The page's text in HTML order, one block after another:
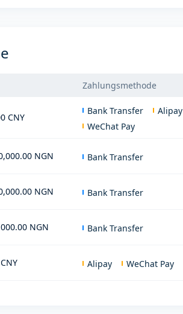
Zahlungsmethode
CNY
Bank Transfer
Alipay
WeChat Pay
NGN Bank Transfer
NGN Bank Transfer
NGN Bank Transfer
Alipay WeChat Pay